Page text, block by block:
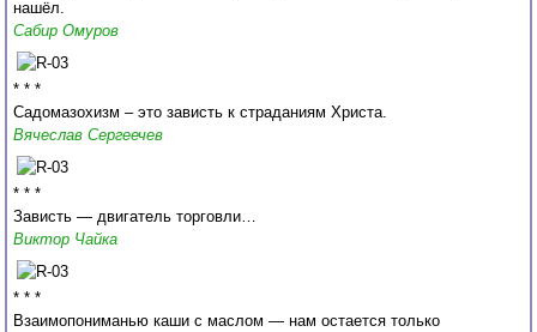
нашёл.
Сабир Омуров
* * *
Садомазохизм – это зависть к страданиям Христа.
Вячеслав Сергеечев
* * *
Зависть — двигатель торговли…
Виктор Чайка
* * *
Взаимопониманью каши с маслом — нам остается только